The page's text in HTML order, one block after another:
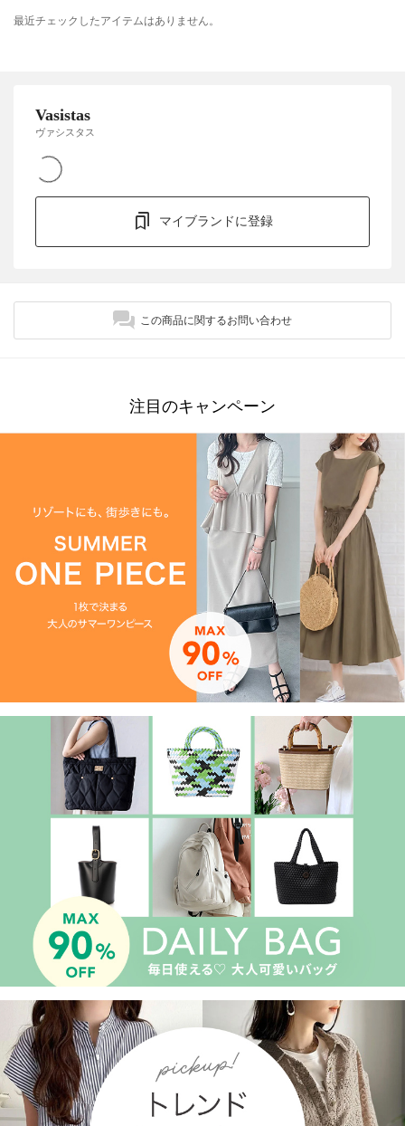
最近チェックしたアイテムはありません。
Vasistas
ヴァシスタス
マイブランドに登録
この商品に関するお問い合わせ
注目のキャンペーン